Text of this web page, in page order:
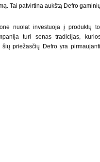
Tai patvirtina aukštą Defro
nuolat investuoja į produktų
turi senas tradicijas,
priežasčių Defro yra